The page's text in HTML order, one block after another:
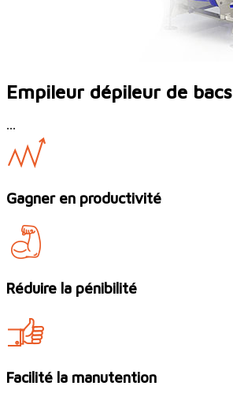
Empileur dépileur de bacs
...
Gagner en productivité
Réduire la pénibilité
Facilité la manutention